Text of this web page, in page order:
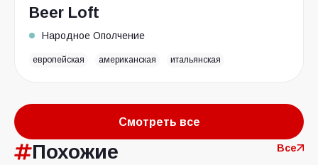
Beer Loft
Народное Ополчение
европейская американская итальянская
Смотреть все
Похожие
Все